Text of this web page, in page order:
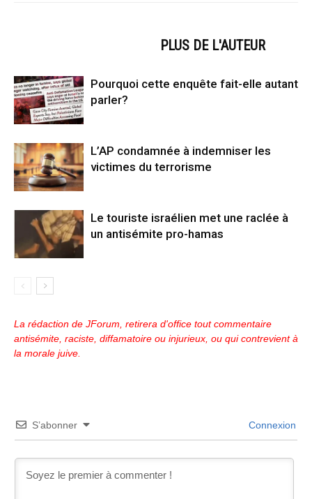
PLUS DE L'AUTEUR
Pourquoi cette enquête fait-elle autant
parler?
L’AP condamnée à indemniser les
victimes du terrorisme
Le touriste israélien met une raclée à
un antisémite pro-hamas
La rédaction de JForum, retirera d'office tout commentaire
antisémite, raciste, diffamatoire ou injurieux, ou qui contrevient à
la morale juive.
S’abonner Connexion